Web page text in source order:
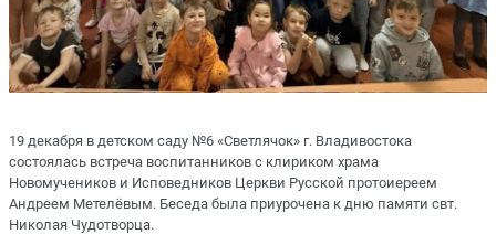
19 декабря в детском саду №6 «Светлячок» г. Владивостока
состоялась встреча воспитанников с клириком храма
Новомучеников и Исповедников Церкви Русской протоиереем
Андреем Метелёвым. Беседа была приурочена к дню памяти свт.
Николая Чудотворца.